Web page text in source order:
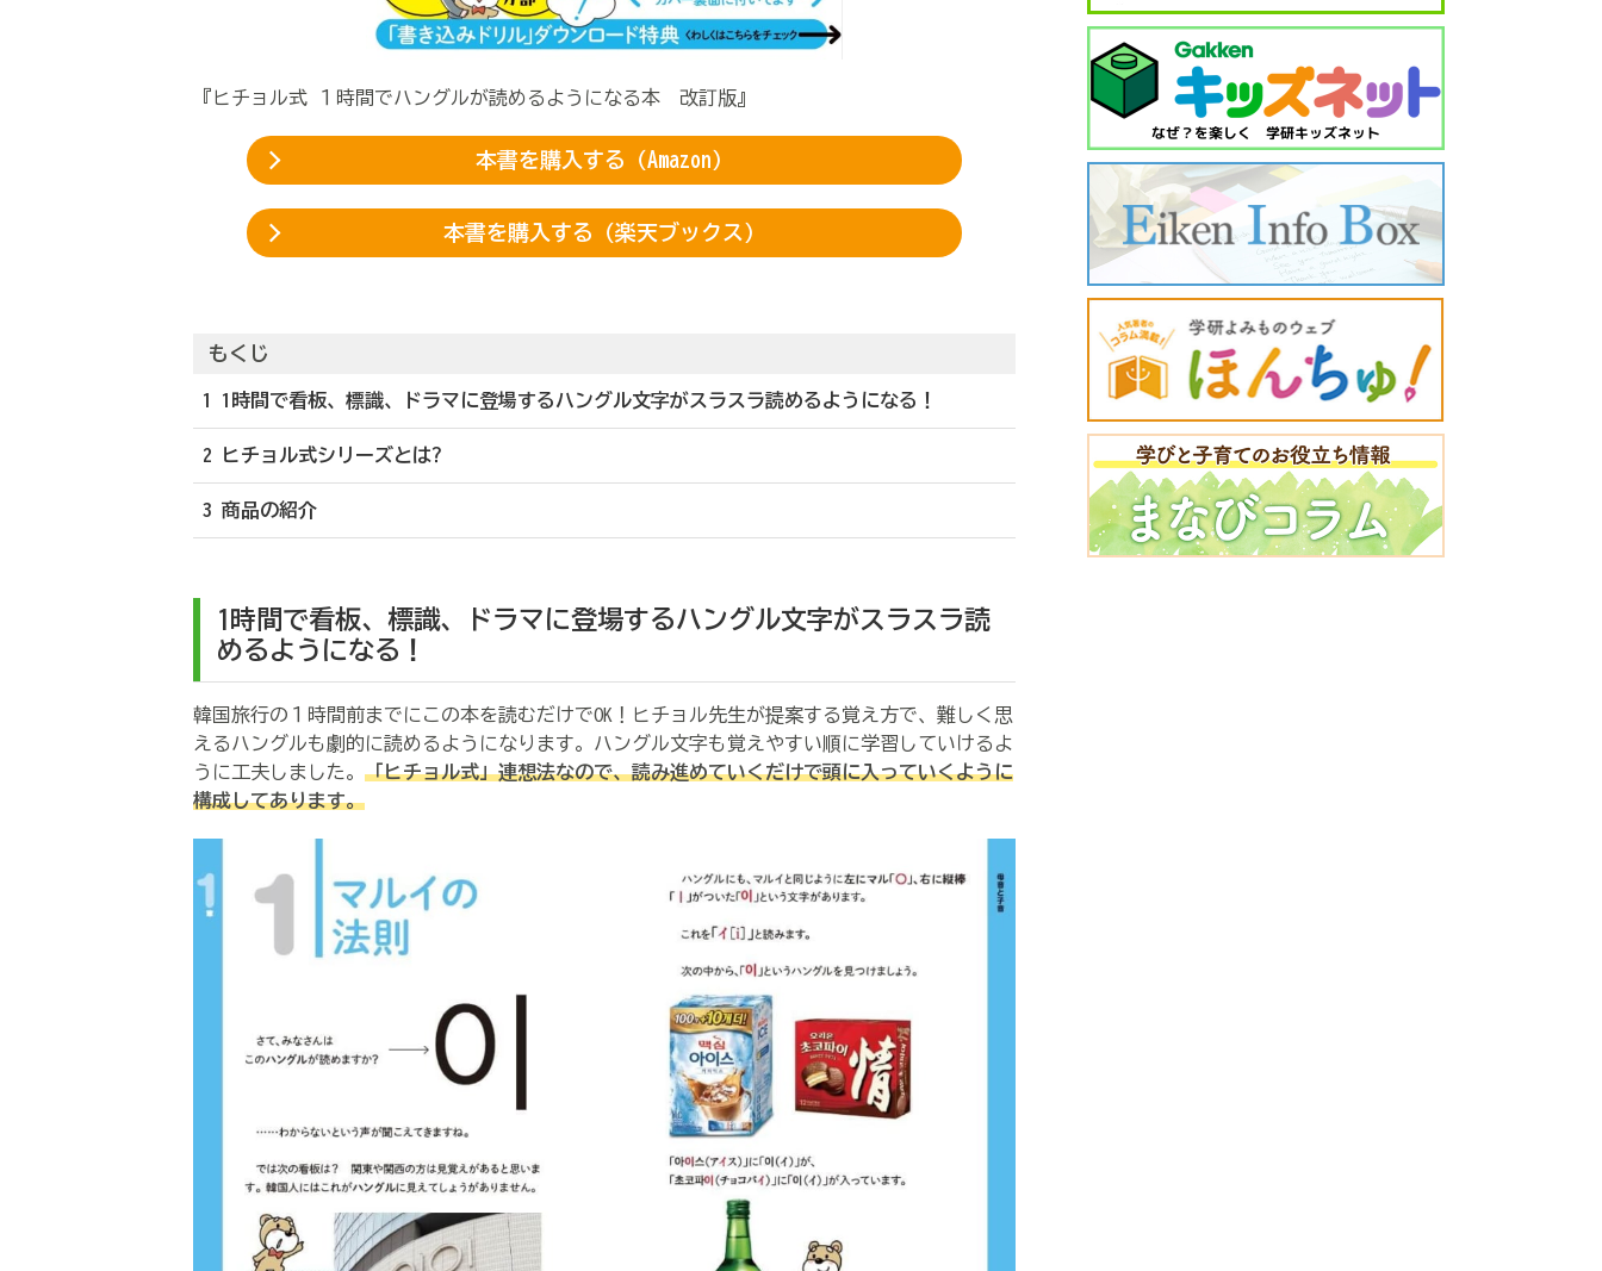
『ヒチョル式 １時間でハングルが読めるようになる本 改訂版』
本書を購入する（Amazon）
本書を購入する（楽天ブックス）
もくじ
1 1時間で看板、標識、ドラマに登場するハングル文字がスラスラ読めるようになる！
2 ヒチョル式シリーズとは?
3 商品の紹介
1時間で看板、標識、ドラマに登場するハングル文字がスラスラ読
めるようになる！
韓国旅行の１時間前までにこの本を読むだけでOK！ヒチョル先生が提案する覚え方で、 難しく思
える ハングルも劇的に読めるようになります。ハングル文字も覚えやすい順に学習していけるよ
うに工夫しました。 「ヒチョル式」連想法なので、読み進めていくだけで頭に入っていくように
構成してあります。